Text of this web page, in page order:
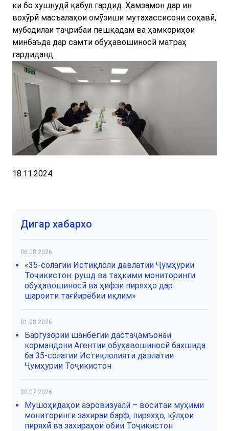
ки бо хушнудӣ қабул гардид. Ҳамзамон дар ин
вохӯрӣ масъалаҳои омӯзиши мутахассисони соҳавӣ,
мубодилаи таҷрибаи пешқадам ва ҳамкориҳои
минбаъда дар самти обуҳавошиносӣ матраҳ
гардиданд.
18.11.2024
Дигар хабархо
06.08.2026
«35-солагии Истиқлоли давлатии Ҷумҳурии
Тоҷикистон: рушд ва таҳкими мониторинги
обуҳавошиносӣ ва ҳифзи пиряхҳо дар
шароити тағйирёбии иқлим»
01.08.2026
Баргузории шанбегии дастаҷамъонаи
кормандони Агентии обуҳавошиносӣ бахшида
ба 35-солагии Истиқлолияти давлатии
Ҷумҳурии Тоҷикистон
30.07.2026
Мушоҳидаҳои аэровизуалӣ – воситаи муҳими
мониторинги захираи барф, пиряхҳо, кӯлҳои
пиряхӣ ва захираҳои обии Тоҷикистон